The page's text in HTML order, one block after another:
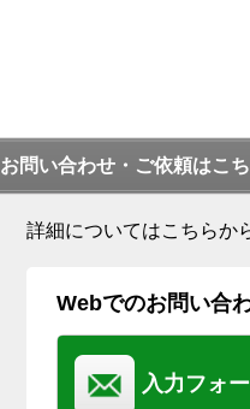
お問い合わせ・ご依頼はこ
詳細についてはこちらか
Webでのお問い合
入力フォ